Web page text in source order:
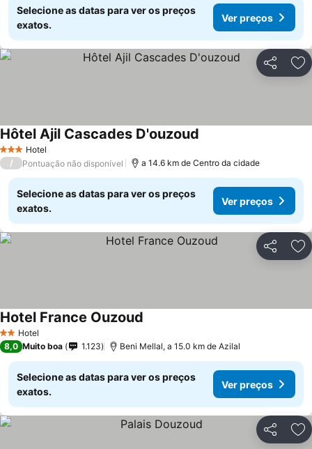
Selecione as datas para ver os preços
exatos.
Ver preços
Partilhar
3 EstrelasHotel
Hôtel Ajil Cascades D'ouzoud
/ Pontuação não disponível a 14.6 km de Centro da cidade
Selecione as datas para ver os preços
exatos.
Ver preços
Partilhar
2 Estrelas
Hotel
Hotel France Ouzoud
8,0 Muito boa 1.123 Beni Mellal, a 15.0 km de Azilal
Selecione as datas para ver os preços
exatos.
Ver preços
Partilhar